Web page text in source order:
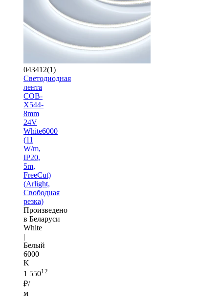
043412(1)
Светодиодная
лента
COB-
X544-
8mm
24V
White6000
(11
W/m,
IP20,
5m,
FreeCut)
(Arlight,
Свободная
резка)
Произведено
в Беларуси
White
|
Белый
6000
K
1 55012
₽/
м